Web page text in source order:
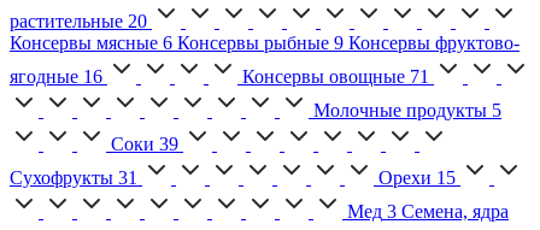
растительные 20
Консервы мясные 6 Консервы рыбные 9 Консервы фруктово-
ягодные 16 Консервы овощные 71
Молочные продукты 5
Соки 39
Сухофрукты 31 Орехи 15
Мед 3 Семена, ядра